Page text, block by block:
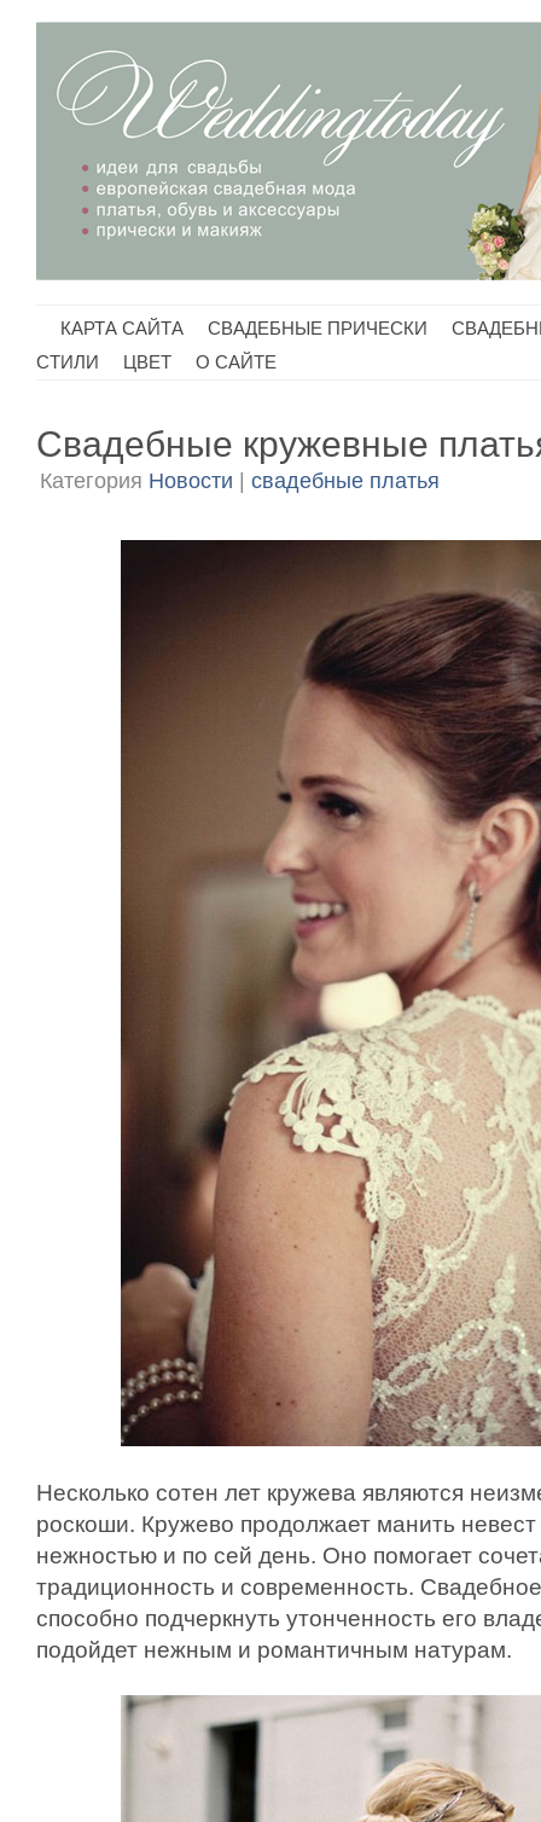
КАРТА САЙТА СВАДЕБНЫЕ ПРИЧЕСКИ
CТИЛИ
ЦВЕТ О САЙТЕ
Свадебные кружевные
Категория Новости свадебные платья
Несколько сотен лет кружева являются
роскоши. Кружево продолжает манить
нежностью и по сей день. Оно помогает
традиционность и современность.
способно подчеркнуть утонченность его
подойдет нежным и романтичным натурам.